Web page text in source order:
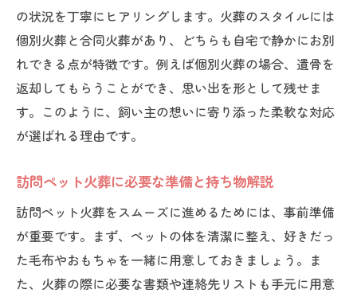
の状況を丁寧にヒアリングします。火葬のスタイルには
個別火葬と合同火葬があり、どちらも自宅で静かにお別
れできる点が特徴です。例えば個別火葬の場合、遺骨を
返却してもらうことができ、思い出を形として残せま
す。このように、飼い主の想いに寄り添った柔軟な対応
が選ばれる理由です。
訪問ペット火葬に必要な準備と持ち物解説
訪問ペット火葬をスムーズに進めるためには、事前準備
が重要です。まず、ペットの体を清潔に整え、好きだっ
た毛布やおもちゃを一緒に用意しておきましょう。ま
た、火葬の際に必要な書類や連絡先リストも手元に用意